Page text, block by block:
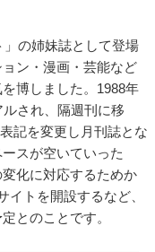
の姉妹誌として登場
ン・漫画・芸能など
博しました。1988年
され、隔週刊に移
記を変更し月刊誌とな
スが空いていった
化に対応するためか
イトを開設するなど、
とのことです。